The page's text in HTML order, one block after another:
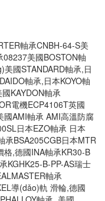
軸承CNBH-64-S美
08237美國BOSTON軸
國STANDARD軸承,日
軸承,日本KOYO軸
KAYDON軸承
電機ECP4106T英國
國AMI軸承 AMI高溫防腐
日本EZO軸承 日本
承BSA205CGB日本MTR
,德國INA軸承KR30-B
KGHK25-B-PP-AS瑞士
軸承
導(dǎo)軌 滑輪,德國